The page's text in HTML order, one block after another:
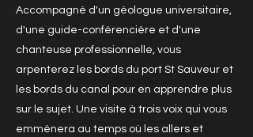
Accompagné d'un géologue universitaire,
d'une guide-conférencière et d'une
chanteuse professionnelle, vous
arpenterez les bords du port St Sauveur et
les bords du canal pour en apprendre plus
sur le sujet. Une visite à trois voix qui vous
emmènera au temps où les allers et